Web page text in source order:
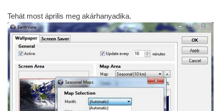
Tehát most április meg akárhanyadika.